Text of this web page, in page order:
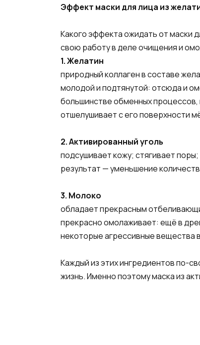
Эффект маски для лица из
Какого эффекта ожидать от маски
свою работу в деле очищения и
1. Желатин
природный коллаген в составе
молодой и подтянутой: отсюда и
большинстве обменных процессов,
отшелушивает с его поверхности
2. Активированный уголь
подсушивает кожу; стягивает
результат — уменьшение
3. Молоко
обладает прекрасным
прекрасно омолаживает: ещё в
некоторые агрессивные вещества
Каждый из этих ингредиентов по-
жизнь. Именно поэтому маска из